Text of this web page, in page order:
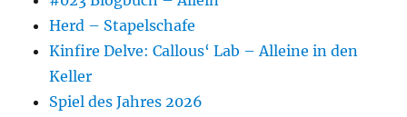
Herd – Stapelschafe
Kinfire Delve: Callous‘ Lab – Alleine in den
Keller
Spiel des Jahres 2026